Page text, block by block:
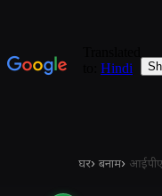
घर› बनाम›